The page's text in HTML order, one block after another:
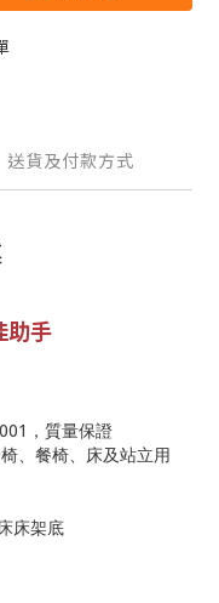
送貨及付款方式
助手
，質量保證
椅、餐椅、床及站立用
床架底